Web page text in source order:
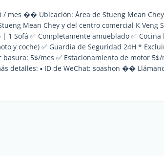
/ mes �� Ubicación: Área de Stueng Mean
Mean Chey y del centro comercial K Veng
1 Sofá ✅ Completamente amueblado ✅ Cocina
y coche) ✅ Guardia de Seguridad 24H *
basura: 5$/mes ✅ Estacionamiento de motor
detalles: ▪ ID de WeChat: soashon ��